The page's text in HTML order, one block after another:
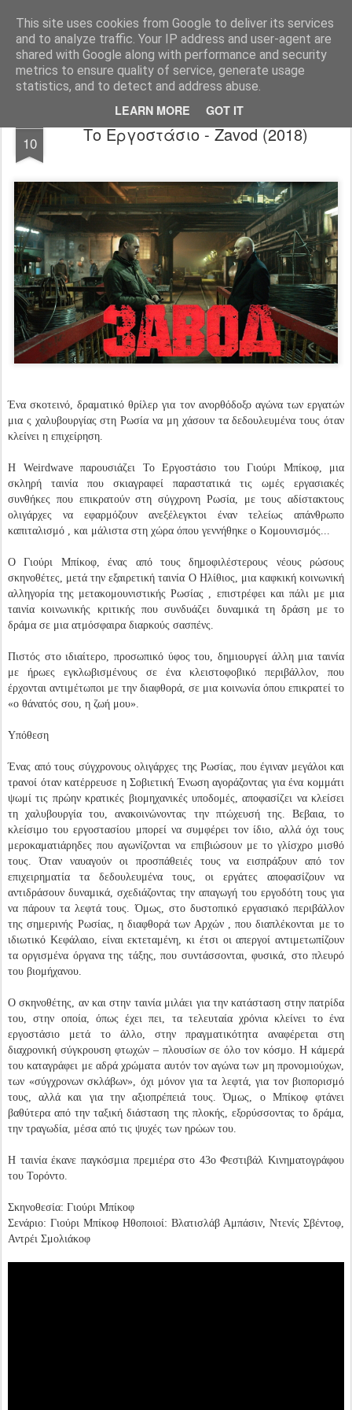
This site uses cookies from Google to deliver its services
and to analyze traffic. Your IP address and user-agent are
shared with Google along with performance and security
metrics to ensure quality of service, generate usage
statistics, and to detect and address abuse.
LEARN MORE GOT IT
FilmBoy
10 Το Εργοστάσιο - Zavod (2018)
Ένα σκοτεινό, δραματικό θρίλερ για τον ανορθόδοξο αγώνα των εργατών
μια ς χαλυβουργίας στη Ρωσία να μη χάσουν τα δεδουλευμένα τους όταν
κλείνει η επιχείρηση.
Η Weirdwave παρουσιάζει Το Εργοστάσιο του Γιούρι Μπίκοφ, μια
σκληρή ταινία που σκιαγραφεί παραστατικά τις ωμές εργασιακές
συνθήκες που επικρατούν στη σύγχρονη Ρωσία, με τους αδίστακτους
ολιγάρχες να εφαρμόζουν ανεξέλεγκτοι έναν τελείως απάνθρωπο
καπιταλισμό , και μάλιστα στη χώρα όπου γεννήθηκε ο Κομουνισμός...
Ο Γιούρι Μπίκοφ, ένας από τους δημοφιλέστερους νέους ρώσους
σκηνοθέτες, μετά την εξαιρετική ταινία Ο Ηλίθιος, μια καφκική κοινωνική
αλληγορία της μετακομουνιστικής Ρωσίας , επιστρέφει και πάλι με μια
ταινία κοινωνικής κριτικής που συνδυάζει δυναμικά τη δράση με το
δράμα σε μια ατμόσφαιρα διαρκούς σασπένς.
Πιστός στο ιδιαίτερο, προσωπικό ύφος του, δημιουργεί άλλη μια ταινία
με ήρωες εγκλωβισμένους σε ένα κλειστοφοβικό περιβάλλον, που
έρχονται αντιμέτωποι με την διαφθορά, σε μια κοινωνία όπου επικρατεί το
«ο θάνατός σου, η ζωή μου».
Υπόθεση
Ένας από τους σύγχρονους ολιγάρχες της Ρωσίας, που έγιναν μεγάλοι και
τρανοί όταν κατέρρευσε η Σοβιετική Ένωση αγοράζοντας για ένα κομμάτι
ψωμί τις πρώην κρατικές βιομηχανικές υποδομές, αποφασίζει να κλείσει
τη χαλυβουργία του, ανακοινώνοντας την πτώχευσή της. Βεβαια, το
κλείσιμο του εργοστασίου μπορεί να συμφέρει τον ίδιο, αλλά όχι τους
μεροκαματιάρηδες που αγωνίζονται να επιβιώσουν με το γλίσχρο μισθό
τους. Όταν ναυαγούν οι προσπάθειές τους να εισπράξουν από τον
επιχειρηματία τα δεδουλευμένα τους, οι εργάτες αποφασίζουν να
αντιδράσουν δυναμικά, σχεδιάζοντας την απαγωγή του εργοδότη τους για
να πάρουν τα λεφτά τους. Όμως, στο δυστοπικό εργασιακό περιβάλλον
της σημερινής Ρωσίας, η διαφθορά των Αρχών , που διαπλέκονται με το
ιδιωτικό Κεφάλαιο, είναι εκτεταμένη, κι έτσι οι απεργοί αντιμετωπίζουν
τα οργισμένα όργανα της τάξης, που συντάσσονται, φυσικά, στο πλευρό
του βιομήχανου.
Ο σκηνοθέτης, αν και στην ταινία μιλάει για την κατάσταση στην πατρίδα
του, στην οποία, όπως έχει πει, τα τελευταία χρόνια κλείνει το ένα
εργοστάσιο μετά το άλλο, στην πραγματικότητα αναφέρεται στη
διαχρονική σύγκρουση φτωχών – πλουσίων σε όλο τον κόσμο. Η κάμερά
του καταγράφει με αδρά χρώματα αυτόν τον αγώνα των μη προνομιούχων,
των «σύγχρονων σκλάβων», όχι μόνον για τα λεφτά, για τον βιοπορισμό
τους, αλλά και για την αξιοπρέπειά τους. Όμως, ο Μπίκοφ φτάνει
βαθύτερα από την ταξική διάσταση της πλοκής, εξορύσσοντας το δράμα,
την τραγωδία, μέσα από τις ψυχές των ηρώων του.
Η ταινία έκανε παγκόσμια πρεμιέρα στο 43ο Φεστιβάλ Κινηματογράφου
του Τορόντο.
Σκηνοθεσία: Γιούρι Μπίκοφ
Σενάριο: Γιούρι Μπίκοφ Ηθοποιοί: Βλατισλάβ Αμπάσιν, Ντενίς Σβέντοφ,
Αντρέι Σμολιάκοφ